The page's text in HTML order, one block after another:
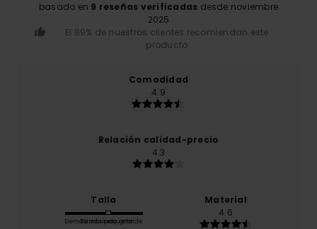
basado en 9 reseñas verificadas desde noviembre
2025
El 89% de nuestros clientes recomiendan este
producto
Comodidad
4.9
Relación calidad-precio
4.3
Talla
Demasiado pequeño
Demasiado grande
Material
4.6